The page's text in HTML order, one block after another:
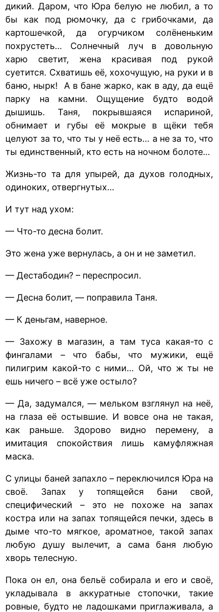
дикий. Даром, что Юра белую не любил, а то
бы как под рюмочку, да с грибочками, да
картошечкой, да огурчиком солёненьким
похрустеть… Солнечный луч в довольную
харю светит, жена красивая под рукой
суетится. Схватишь её, хохочущую, на руки и в
баню, нырк! А в бане жарко, как в аду, да ещё
парку на камни. Ощущение будто водой
дышишь. Таня, покрывшаяся испариной,
обнимает и губы её мокрые в щёки тебя
целуют за то, что ты у неё есть… а не за то, что
ты единственный, кто есть на ночном болоте…
Жизнь-то та для упырей, да духов голодных,
одиноких, отвергнутых…
И тут над ухом:
— Что-то десна болит.
Это жена уже вернулась, а он и не заметил.
— Дестабодин? – переспросил.
— Десна болит, — поправила Таня.
— К деньгам, наверное.
— Захожу в магазин, а там туса какая-то с
фингалами – что бабы, что мужики, ещё
пилигрим какой-то с ними… Ой, что ж ты не
ешь ничего – всё уже остыло?
— Да, задумался, — мельком взглянул на неё,
на глаза её остывшие. И вовсе она не такая,
как раньше. Здорово видно перемену, а
имитация спокойствия лишь камуфляжная
маска.
С улицы баней запахло – переключился Юра на
своё. Запах у топящейся бани свой,
специфический – это не похоже на запах
костра или на запах топящейся печки, здесь в
дыме что-то мягкое, ароматное, такой запах
любую душу вылечит, а сама баня любую
хворь телесную.
Пока он ел, она бельё собирала и его и своё,
укладывала в аккуратные стопочки, такие
ровные, будто не ладошками приглаживала, а